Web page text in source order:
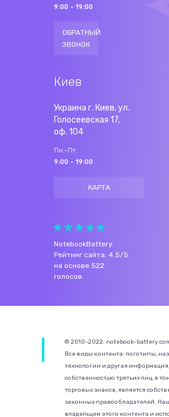
9:00 - 19:00
ОБРАТНЫЙ
ЗВОНОК
Киев
Украина г. Киев, ул.
Голосеевская 17,
оф. 104
Пн.-Пт.
9:00 - 19:00
КАРТА
NotebookBattery.
Рейтинг сайта: 4.5/5
на основе 522
голосов.
© 2010-2022. notebook-
Все виды контента: логотипы,
технологии и другая
собственностью третьих лиц, в
торговых знаков, является
законных правообладателей.
владельцем этого контента и